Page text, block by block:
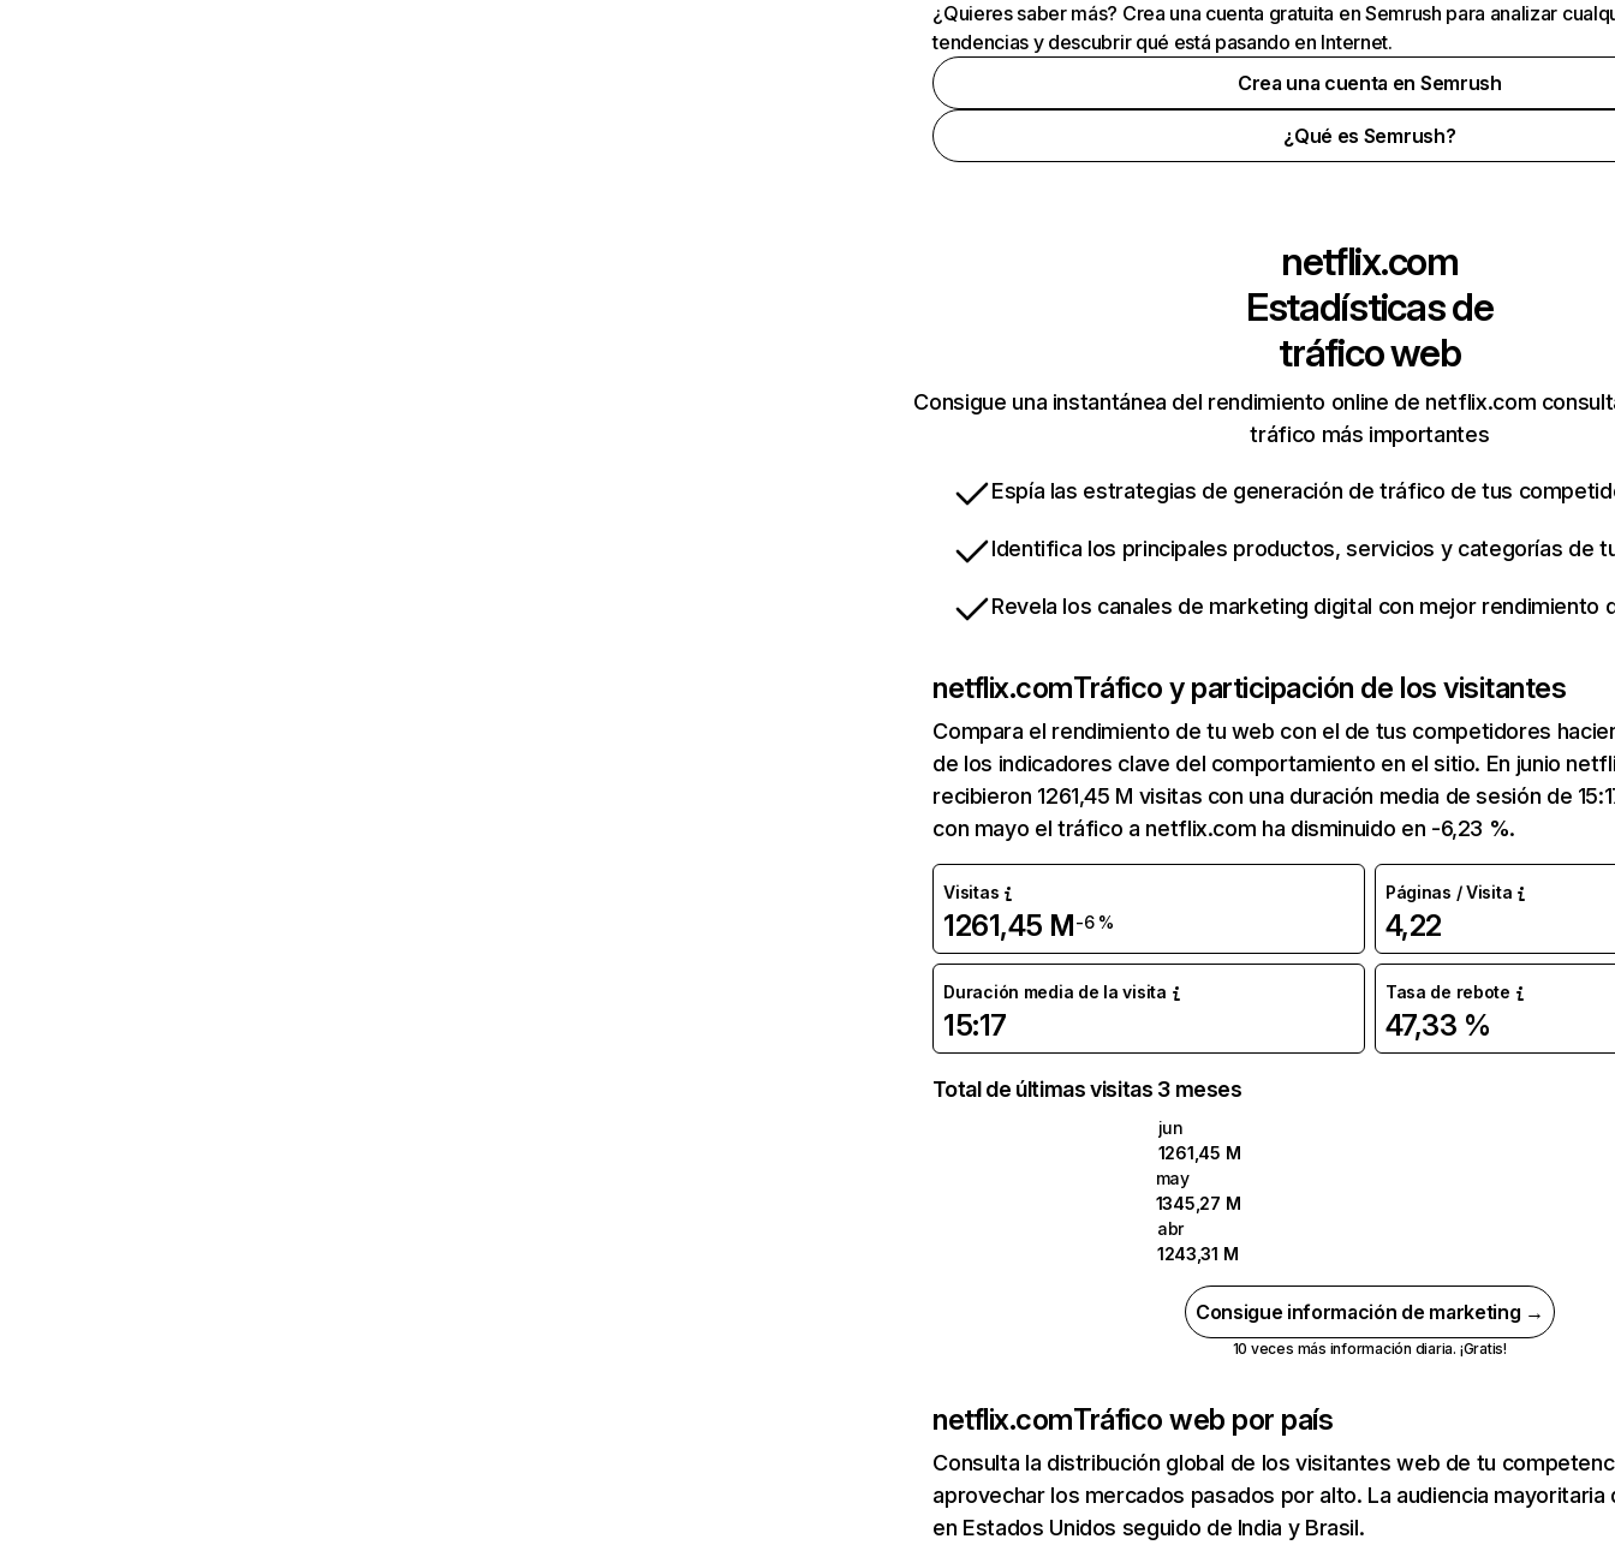
¿Quieres saber más? Crea una cuenta gratuita en Semrush para analizar
tendencias y descubrir qué está pasando en Internet.
Crea una cuenta en Semrush
¿Qué es Semrush?
netflix.com
Estadísticas de
tráfico web
Consigue una instantánea del rendimiento online de netflix.com
tráfico más importantes
Espía las estrategias de generación de tráfico de tus
Identifica los principales productos, servicios y categorías de
Revela los canales de marketing digital con mejor rendimiento
netflix.comTráfico y participación de los visitantes
Compara el rendimiento de tu web con el de tus competidores
de los indicadores clave del comportamiento en el sitio. En junio
recibieron 1261,45 M visitas con una duración media de sesión de
con mayo el tráfico a netflix.com ha disminuido en -6,23 %.
Visitas
1261,45 M-6 %
Páginas / Visita
4,22
Duración media de la visita
15:17
Tasa de rebote
47,33 %
Total de últimas visitas 3 meses
jun
1261,45 M
may
1345,27 M
abr
1243,31 M
Consigue información de marketing →
10 veces más información diaria. ¡Gratis!
netflix.comTráfico web por país
Consulta la distribución global de los visitantes web de tu
aprovechar los mercados pasados por alto. La audiencia
en Estados Unidos seguido de India y Brasil.